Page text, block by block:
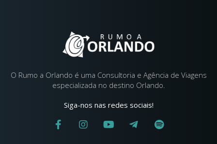
O Rumo a Orlando é uma Consultoria e Agência de Viagens
especializada no destino Orlando.
Siga-nos nas redes sociais!